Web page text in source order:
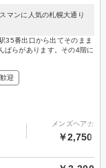
マンに人気の札幌大通り
35番出口から出てそのまま
ぱらがあります。その4階に
迎
メンズヘアカラ
￥2,750～